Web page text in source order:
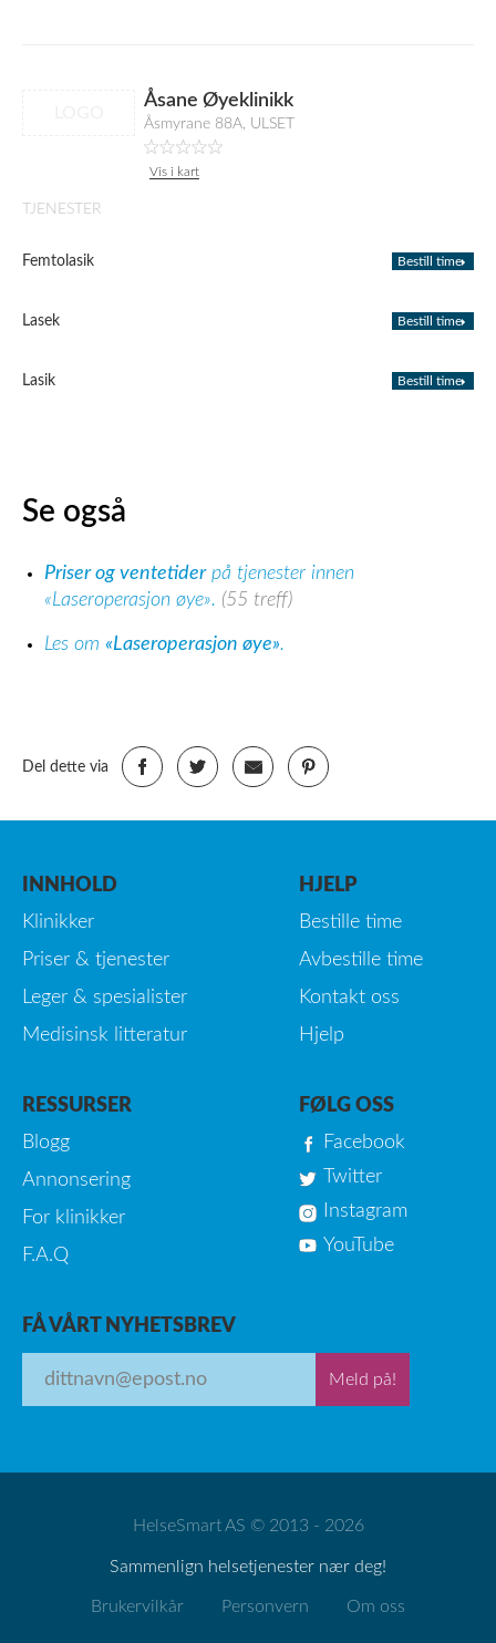
Åsane Øyeklinikk
Åsmyrane 88A, ULSET
Vis i kart
TJENESTER
Femtolasik Bestill time
Lasek Bestill time
Lasik Bestill time
Se også
Priser og ventetiderpå tjenester innen
«Laseroperasjon øye». (55 treff)
Les om «Laseroperasjon øye».
Del dette via
INNHOLD
Klinikker
Priser & tjenester
Leger & spesialister
Medisinsk litteratur
HJELP
Bestille time
Avbestille time
Kontakt oss
Hjelp
RESSURSER
Blogg
Annonsering
For klinikker
F.A.Q
FØLG OSS
Facebook
Twitter
Instagram
YouTube
FÅ VÅRT NYHETSBREV
Meld på!
HelseSmart AS © 2013 - 2026
Sammenlign helsetjenester nær deg!
Brukervilkår Personvern Om oss